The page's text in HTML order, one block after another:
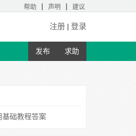
帮助 | 声明 | 建议
注册 | 登录
发布 求助
基础教程答案